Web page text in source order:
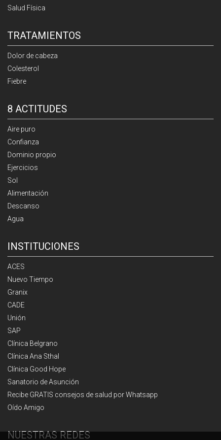
Salud Física
TRATAMIENTOS
Dolor de cabeza
Colesterol
Fiebre
8 ACTITUDES
Aire puro
Confianza
Dominio propio
Ejercicios
Sol
Alimentación
Descanso
Agua
INSTITUCIONES
ACES
Nuevo Tiempo
Granix
CADE
Unión
SAP
Clínica Belgrano
Clínica Ana Sthal
Clínica Good Hope
Sanatorio de Asunción
Recibe GRATIS consejos de salud por Whatsapp
Oído Amigo
NUESTRAS REDES